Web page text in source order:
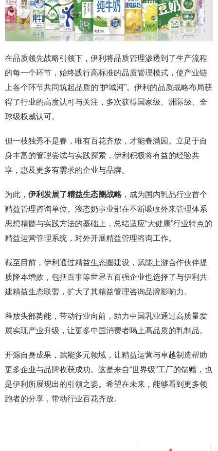
在品质领先战略引领下，伊利将品质管理渗透到了生产流程
的每一个环节，始终践行高标准的品质管理模式，使产业链
上各个环节共同筑起品质的“护城河”。伊利的品质战略布局获
得了行业的高度认可与关注，多次获得国家级、洲际级、全
球级权威认可。
但一枝独秀不是春，唯有百花齐放，才能春满园。立足于自
身丰富的管理尝试与实践探索，伊利积极将有益的经验共
享，惠及更多有需求的企业与品牌。
为此， 伊利发展了精益生态圈战略，成为国内乳品行业首个
精益管理咨询单位。液态奶事业部在不断吸收外来管理体系
思想精髓与实践方法的基础上，总结适应“大健康”行业特点的
精益运营管理系统，对外开展精益管理咨询工作。
截至目前，伊利通过精益生态圈建设，赋能上游合作伙伴提
质降本增效，包括百事等世界五百强企业也选择了与伊利共
建精益生态联盟，扩大了其精益管理咨询品牌影响力。
释放头部势能，带动行业向前，助力中国乳业通过高质量发
展实现产业升级，让更多中国消费者喝上高品质的乳制品。
开源自身成果，赋能多元领域，让精益运营与卓越制造帮助
更多企业与品牌收获成功。这是来自“世界级”工厂的馈赠，也
是伊利所展现出的引领之姿。希望在未来，能够看到更多领
跑者的分享，带动行业百花齐放。